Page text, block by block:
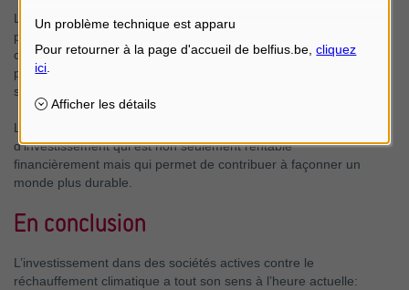
L’indice STOXX® Global 1800 Climate Transition (qui reprend
plus d’un millier d’entreprises mondiales actives dans la lutte
contre le réchauffement climatique) a enregistré une
performance depuis le début 2020 de plus de 5% (en €), bien
supérieure à l’indice MSCI mondial (3,4%)!
L’engouement semble donc bien réel pour ce type
d’investissement qui est non seulement rentable
financièrement mais qui permet de contribuer à façonner un
monde plus durable.
En conclusion
L’investissement dans des sociétés actives contre le
réchauffement climatique a tout son sens à l’heure actuelle:
Un problème technique est apparu